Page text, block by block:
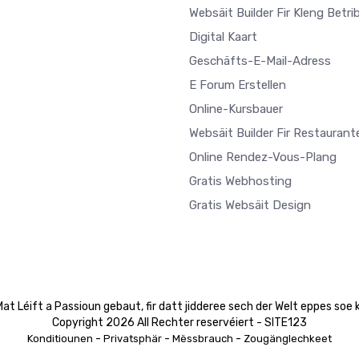
Websäit Builder Fir Kleng
Digital Kaart
Geschäfts-E-Mail-Adress
E Forum Erstellen
Online-Kursbauer
Websäit Builder Fir
Online Rendez-Vous-Plang
Gratis Webhosting
Gratis Websäit Design
Léift a Passioun gebaut, fir datt jidderee sech der Welt eppes soe
Copyright 2026 All Rechter reservéiert - SITE123
Konditiounen - Privatsphär - Mëssbrauch - Zougänglechkeet